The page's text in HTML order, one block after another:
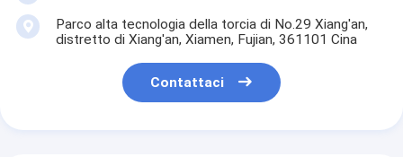
Parco alta tecnologia della torcia di No.29 Xiang'an,
distretto di Xiang'an, Xiamen, Fujian, 361101 Cina
Contattaci